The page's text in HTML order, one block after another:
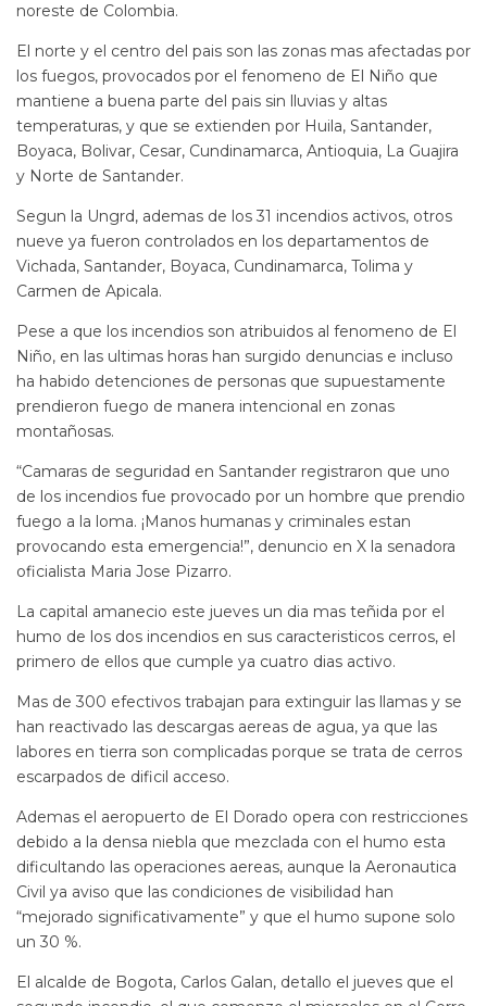
noreste de Colombia.
El norte y el centro del pais son las zonas mas afectadas por
los fuegos, provocados por el fenomeno de El Niño que
mantiene a buena parte del pais sin lluvias y altas
temperaturas, y que se extienden por Huila, Santander,
Boyaca, Bolivar, Cesar, Cundinamarca, Antioquia, La Guajira
y Norte de Santander.
Segun la Ungrd, ademas de los 31 incendios activos, otros
nueve ya fueron controlados en los departamentos de
Vichada, Santander, Boyaca, Cundinamarca, Tolima y
Carmen de Apicala.
Pese a que los incendios son atribuidos al fenomeno de El
Niño, en las ultimas horas han surgido denuncias e incluso
ha habido detenciones de personas que supuestamente
prendieron fuego de manera intencional en zonas
montañosas.
“Camaras de seguridad en Santander registraron que uno
de los incendios fue provocado por un hombre que prendio
fuego a la loma. ¡Manos humanas y criminales estan
provocando esta emergencia!”, denuncio en X la senadora
oficialista Maria Jose Pizarro.
La capital amanecio este jueves un dia mas teñida por el
humo de los dos incendios en sus caracteristicos cerros, el
primero de ellos que cumple ya cuatro dias activo.
Mas de 300 efectivos trabajan para extinguir las llamas y se
han reactivado las descargas aereas de agua, ya que las
labores en tierra son complicadas porque se trata de cerros
escarpados de dificil acceso.
Ademas el aeropuerto de El Dorado opera con restricciones
debido a la densa niebla que mezclada con el humo esta
dificultando las operaciones aereas, aunque la Aeronautica
Civil ya aviso que las condiciones de visibilidad han
“mejorado significativamente” y que el humo supone solo
un 30 %.
El alcalde de Bogota, Carlos Galan, detallo el jueves que el